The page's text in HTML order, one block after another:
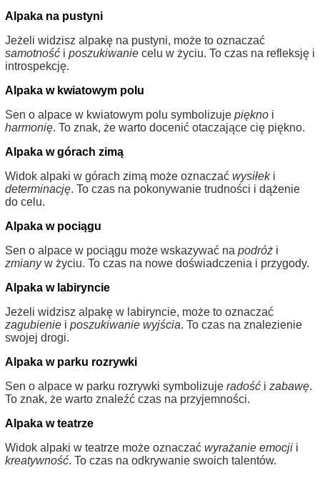
Alpaka na pustyni
Jeżeli widzisz alpakę na pustyni, może to oznaczać
samotność i poszukiwanie celu w życiu. To czas na refleksję i
introspekcję.
Alpaka w kwiatowym polu
Sen o alpace w kwiatowym polu symbolizuje piękno i
harmonię. To znak, że warto docenić otaczające cię piękno.
Alpaka w górach zimą
Widok alpaki w górach zimą może oznaczać wysiłeki
determinację. To czas na pokonywanie trudności i dążenie
do celu.
Alpaka w pociągu
Sen o alpace w pociągu może wskazywać na podróż i
zmianyw życiu. To czas na nowe doświadczenia i przygody.
Alpaka w labiryncie
Jeżeli widzisz alpakę w labiryncie, może to oznaczać
zagubienie i poszukiwanie wyjścia. To czas na znalezienie
swojej drogi.
Alpaka w parku rozrywki
Sen o alpace w parku rozrywki symbolizuje radość i zabawę.
To znak, że warto znaleźć czas na przyjemności.
Alpaka w teatrze
Widok alpaki w teatrze może oznaczać wyrażanie emocji i
kreatywność. To czas na odkrywanie swoich talentów.